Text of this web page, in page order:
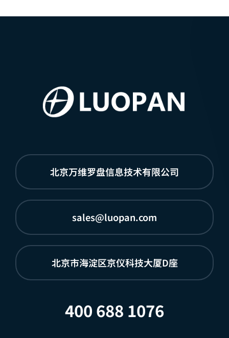
北京万维罗盘信息技术有限公司
sales@luopan.com
北京市海淀区京仪科技大厦D座
400 688 1076